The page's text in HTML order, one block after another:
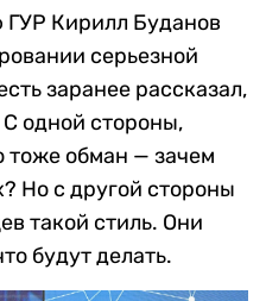
ГУР Кирилл Буданов
серьезной
заранее рассказал,
С одной стороны,
тоже обман — зачем
Но с другой стороны
такой стиль. Они
будут делать.